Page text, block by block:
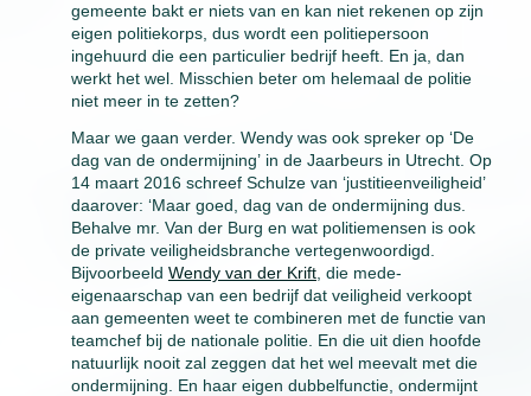
gemeente bakt er niets van en kan niet rekenen op zijn
eigen politiekorps, dus wordt een politiepersoon
ingehuurd die een particulier bedrijf heeft. En ja, dan
werkt het wel. Misschien beter om helemaal de politie
niet meer in te zetten?
Maar we gaan verder. Wendy was ook spreker op ‘De
dag van de ondermijning’ in de Jaarbeurs in Utrecht. Op
14 maart 2016 schreef Schulze van ‘justitieenveiligheid’
daarover: ‘Maar goed, dag van de ondermijning dus.
Behalve mr. Van der Burg en wat politiemensen is ook
de private veiligheidsbranche vertegenwoordigd.
Bijvoorbeeld Wendy van der Krift , die mede-
eigenaarschap van een bedrijf dat veiligheid verkoopt
aan gemeenten weet te combineren met de functie van
teamchef bij de nationale politie. En die uit dien hoofde
natuurlijk nooit zal zeggen dat het wel meevalt met die
ondermijning. En haar eigen dubbelfunctie, ondermijnt